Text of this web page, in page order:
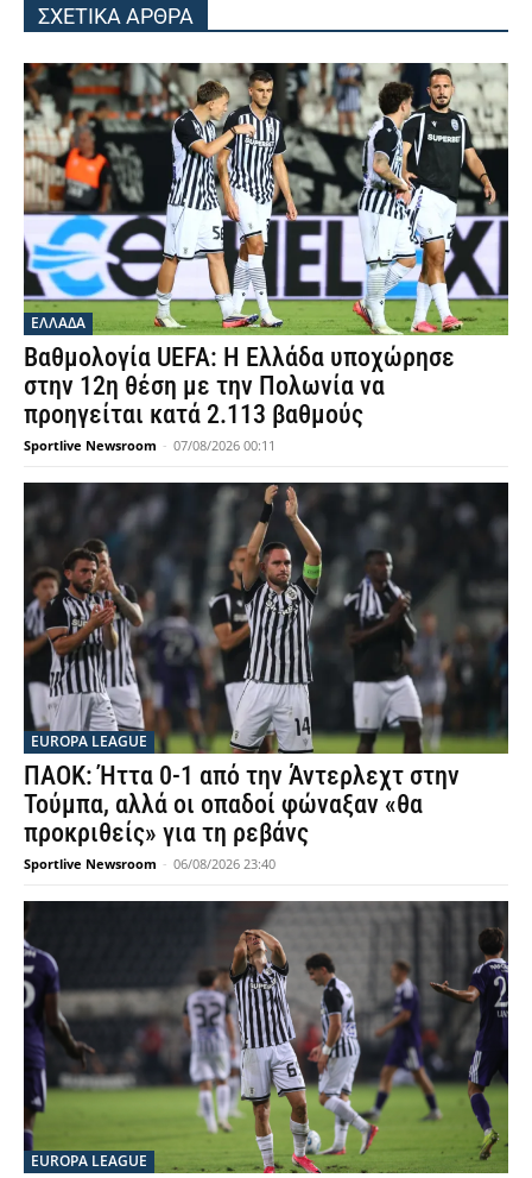
ΣΧΕΤΙΚΑ ΑΡΘΡΑ
ΕΛΛΑΔΑ
Βαθμολογία UEFA: Η Ελλάδα υποχώρησε
στην 12η θέση με την Πολωνία να
προηγείται κατά 2.113 βαθμούς
Sportlive Newsroom - 07/08/2026 00:11
EUROPA LEAGUE
ΠΑΟΚ: Ήττα 0-1 από την Άντερλεχτ στην
Τούμπα, αλλά οι οπαδοί φώναξαν «θα
προκριθείς» για τη ρεβάνς
Sportlive Newsroom - 06/08/2026 23:40
EUROPA LEAGUE